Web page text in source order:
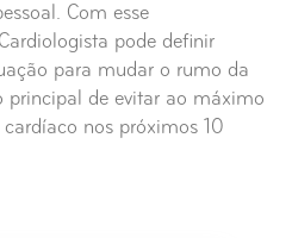
Com esse
pode definir
para mudar o rumo da
principal de evitar ao máximo
nos próximos 10